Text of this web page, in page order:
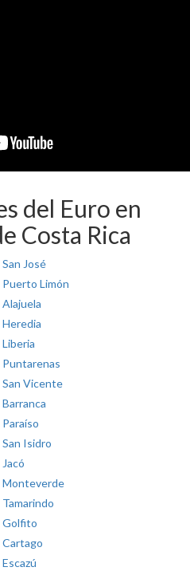
del Euro en
Costa Rica
José
Limón
Puntarenas
San Vicente
Isidro
Monteverde
Golfito
Cartago